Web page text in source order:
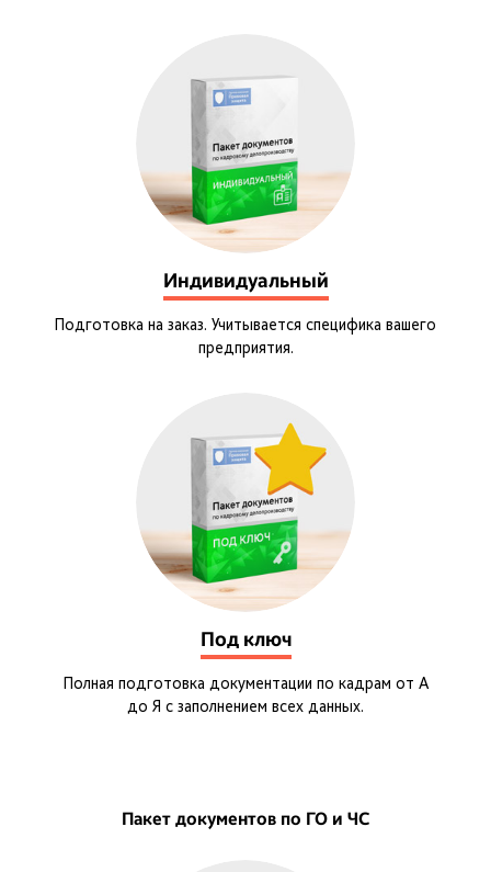
Индивидуальный
Подготовка на заказ. Учитывается специфика вашего
предприятия.
Под ключ
Полная подготовка документации по кадрам от А
до Я с заполнением всех данных.
Пакет документов по ГО и ЧС